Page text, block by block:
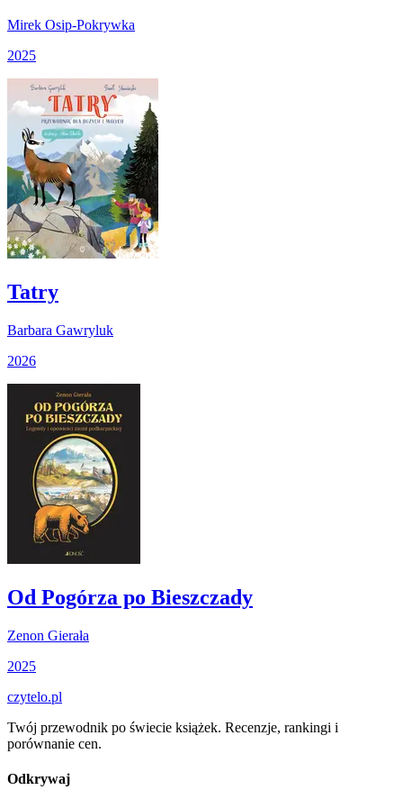
Mirek Osip-Pokrywka
2025
Tatry
Barbara Gawryluk
2026
Od Pogórza po Bieszczady
Zenon Gierała
2025
czytelo.pl
Twój przewodnik po świecie książek. Recenzje, rankingi i
porównanie cen.
Odkrywaj